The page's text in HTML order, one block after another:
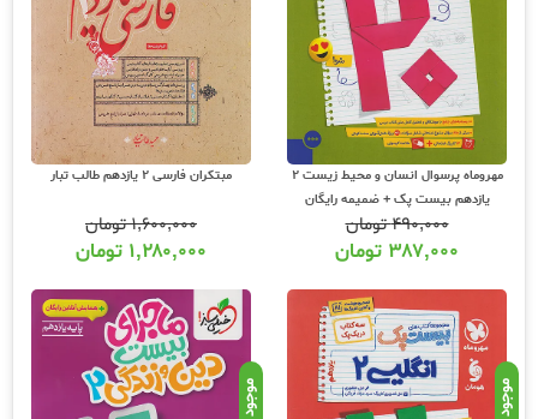
مهروماه پرسوال انسان و محیط زیست 2
یازدهم بیست پک + ضمیمه رایگان
۴۹۰,۰۰۰تومان
۳۸۷,۰۰۰ تومان
مبتکران فارسی 2 یازدهم طالب تبار
۱,۶۰۰,۰۰۰تومان
۱,۲۸۰,۰۰۰ تومان
موجود موجود